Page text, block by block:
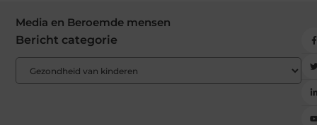
Media en Beroemde mensen
Bericht categorie